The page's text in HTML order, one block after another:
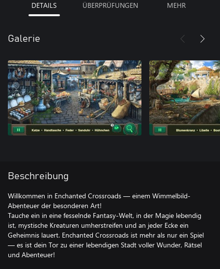
DETAILS ÜBERPRÜFUNGEN MEHR
Galerie
Beschreibung
Willkommen in Enchanted Crossroads — einem Wimmelbild-
Abenteuer der besonderen Art!
Tauche ein in eine fesselnde Fantasy-Welt, in der Magie lebendig
ist, mystische Kreaturen umherstreifen und an jeder Ecke ein
Geheimnis lauert. Enchanted Crossroads ist mehr als nur ein Spiel
— es ist dein Tor zu einer lebendigen Stadt voller Wunder, Rätsel
und Abenteuer!